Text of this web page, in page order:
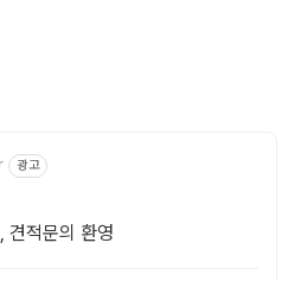
광고
견적문의 환영